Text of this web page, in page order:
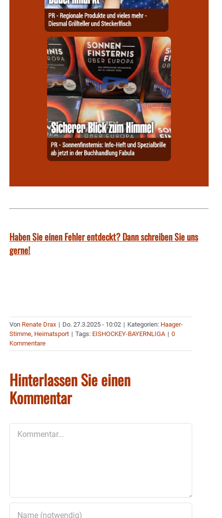
Haben Sie einen Fehler entdeckt? Dann schreiben Sie uns
gerne!
Von Renate Drax | Do. 27.3.2025 - 10:02 | Kategorien: Haager-
Stimme, Heimatsport | Tags: EISHOCKEY-BAYERNLIGA | 0
Kommentare
Hinterlassen Sie einen
Kommentar